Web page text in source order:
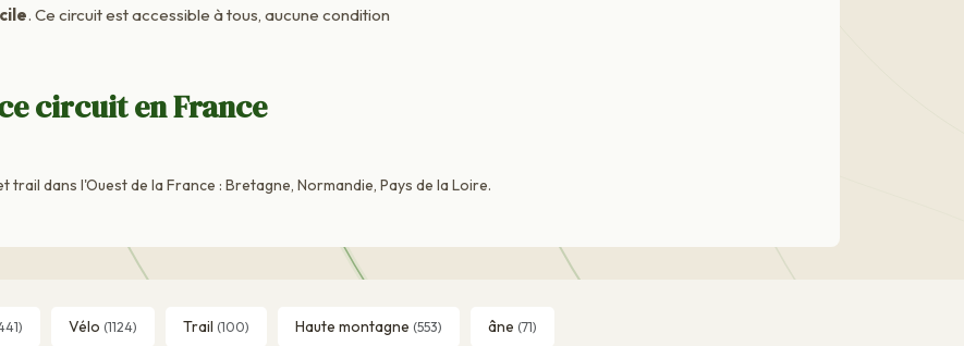
. Ce circuit est accessible à tous, aucune condition
circuit en France
dans l'Ouest de la France : Bretagne, Normandie, Pays de la Loire.
Vélo (1124) Trail (100) Haute montagne (553) âne (71)